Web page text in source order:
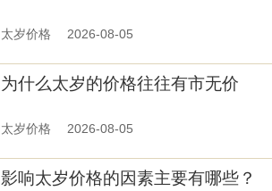
太岁价格 2026-08-05
为什么太岁的价格往往有市无价
太岁价格 2026-08-05
影响太岁价格的因素主要有哪些？